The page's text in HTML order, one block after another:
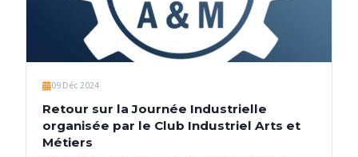
09 Déc 2024
Retour sur la Journée Industrielle
organisée par le Club Industriel Arts et
Métiers